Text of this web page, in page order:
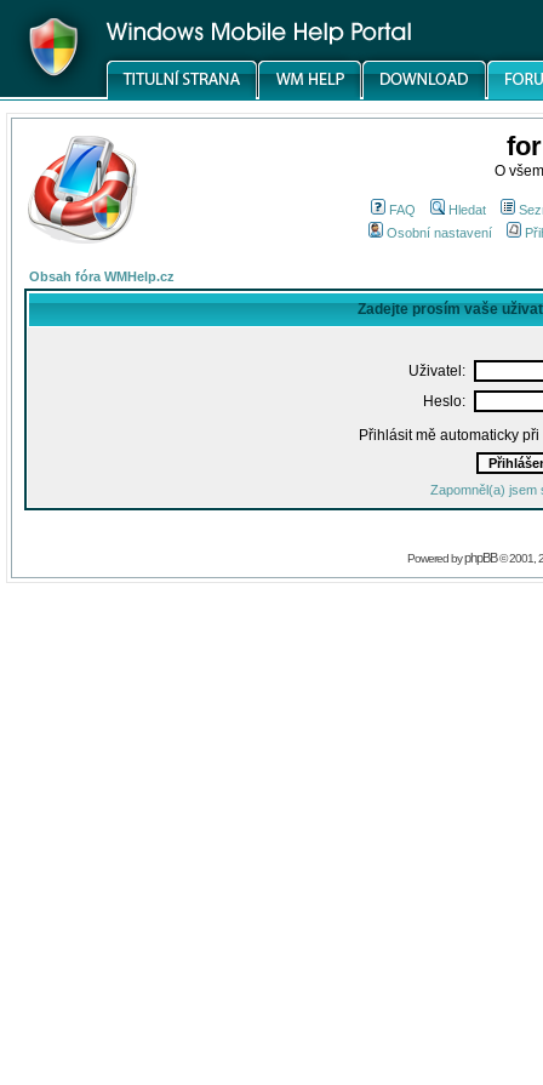
O
FAQ Hledat
Osobní nastavení
Obsah fóra WMHelp.cz
Zadejte prosím vaše
Uživatel:
Heslo:
Přihlásit mě automaticky
Zapomněl(a) jsem
Powered byphpBB© 2001,